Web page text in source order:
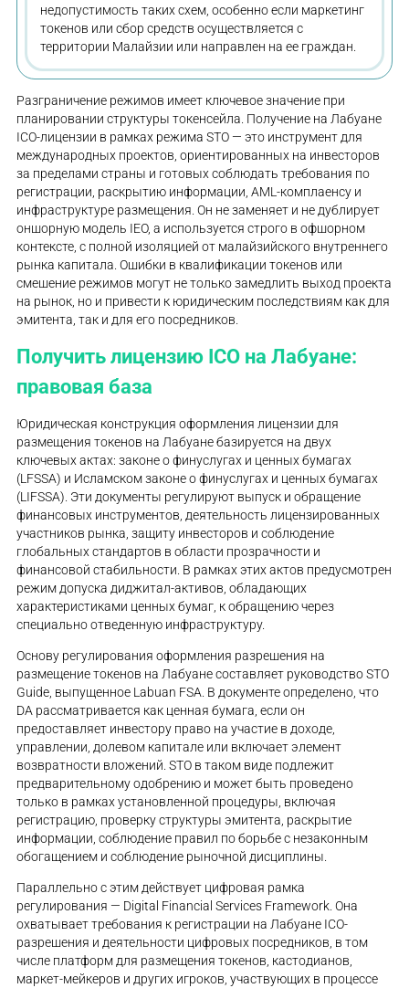
недопустимость таких схем, особенно если маркетинг
токенов или сбор средств осуществляется с
территории Малайзии или направлен на ее граждан.
Разграничение режимов имеет ключевое значение при
планировании структуры токенсейла. Получение на Лабуане
ICO-лицензии в рамках режима STO — это инструмент для
международных проектов, ориентированных на инвесторов
за пределами страны и готовых соблюдать требования по
регистрации, раскрытию информации, AML-комплаенсу и
инфраструктуре размещения. Он не заменяет и не дублирует
оншорную модель IEO, а используется строго в офшорном
контексте, с полной изоляцией от малайзийского внутреннего
рынка капитала. Ошибки в квалификации токенов или
смешение режимов могут не только замедлить выход проекта
на рынок, но и привести к юридическим последствиям как для
эмитента, так и для его посредников.
Получить лицензию ICO на Лабуане:
правовая база
Юридическая конструкция оформления лицензии для
размещения токенов на Лабуане базируется на двух
ключевых актах: законе о финуслугах и ценных бумагах
(LFSSA) и Исламском законе о финуслугах и ценных бумагах
(LIFSSA). Эти документы регулируют выпуск и обращение
финансовых инструментов, деятельность лицензированных
участников рынка, защиту инвесторов и соблюдение
глобальных стандартов в области прозрачности и
финансовой стабильности. В рамках этих актов предусмотрен
режим допуска диджитал-активов, обладающих
характеристиками ценных бумаг, к обращению через
специально отведенную инфраструктуру.
Основу регулирования оформления разрешения на
размещение токенов на Лабуане составляет руководство STO
Guide, выпущенное Labuan FSA. В документе определено, что
DA рассматривается как ценная бумага, если он
предоставляет инвестору право на участие в доходе,
управлении, долевом капитале или включает элемент
возвратности вложений. STO в таком виде подлежит
предварительному одобрению и может быть проведено
только в рамках установленной процедуры, включая
регистрацию, проверку структуры эмитента, раскрытие
информации, соблюдение правил по борьбе с незаконным
обогащением и соблюдение рыночной дисциплины.
Параллельно с этим действует цифровая рамка
регулирования — Digital Financial Services Framework. Она
охватывает требования к регистрации на Лабуане ICO-
разрешения и деятельности цифровых посредников, в том
числе платформ для размещения токенов, кастодианов,
маркет-мейкеров и других игроков, участвующих в процессе